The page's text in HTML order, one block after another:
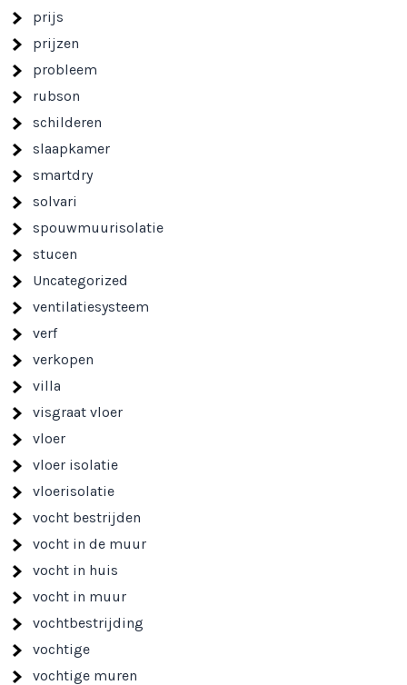
prijs
prijzen
probleem
rubson
schilderen
slaapkamer
smartdry
solvari
spouwmuurisolatie
stucen
Uncategorized
ventilatiesysteem
verf
verkopen
villa
visgraat vloer
vloer
vloer isolatie
vloerisolatie
vocht bestrijden
vocht in de muur
vocht in huis
vocht in muur
vochtbestrijding
vochtige
vochtige muren